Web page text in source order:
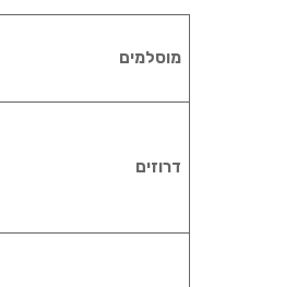
מוסלמים
דרוזים